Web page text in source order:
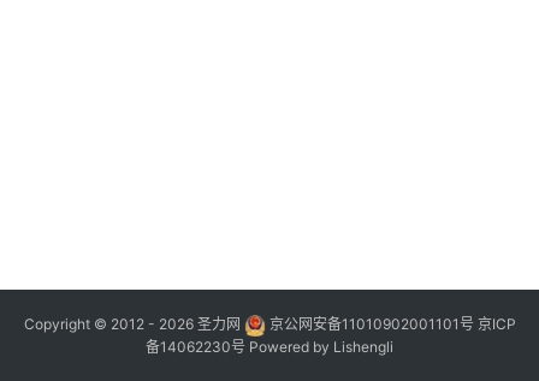
Copyright © 2012 - 2026 圣力网 京公网安备11010902001101号 京ICP
备14062230号 Powered by Lishengli